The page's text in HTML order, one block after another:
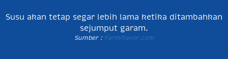
Susu akan tetap segar lebih lama ketika ditambahkan
sejumput garam.
Sumber :Farmflavor.com